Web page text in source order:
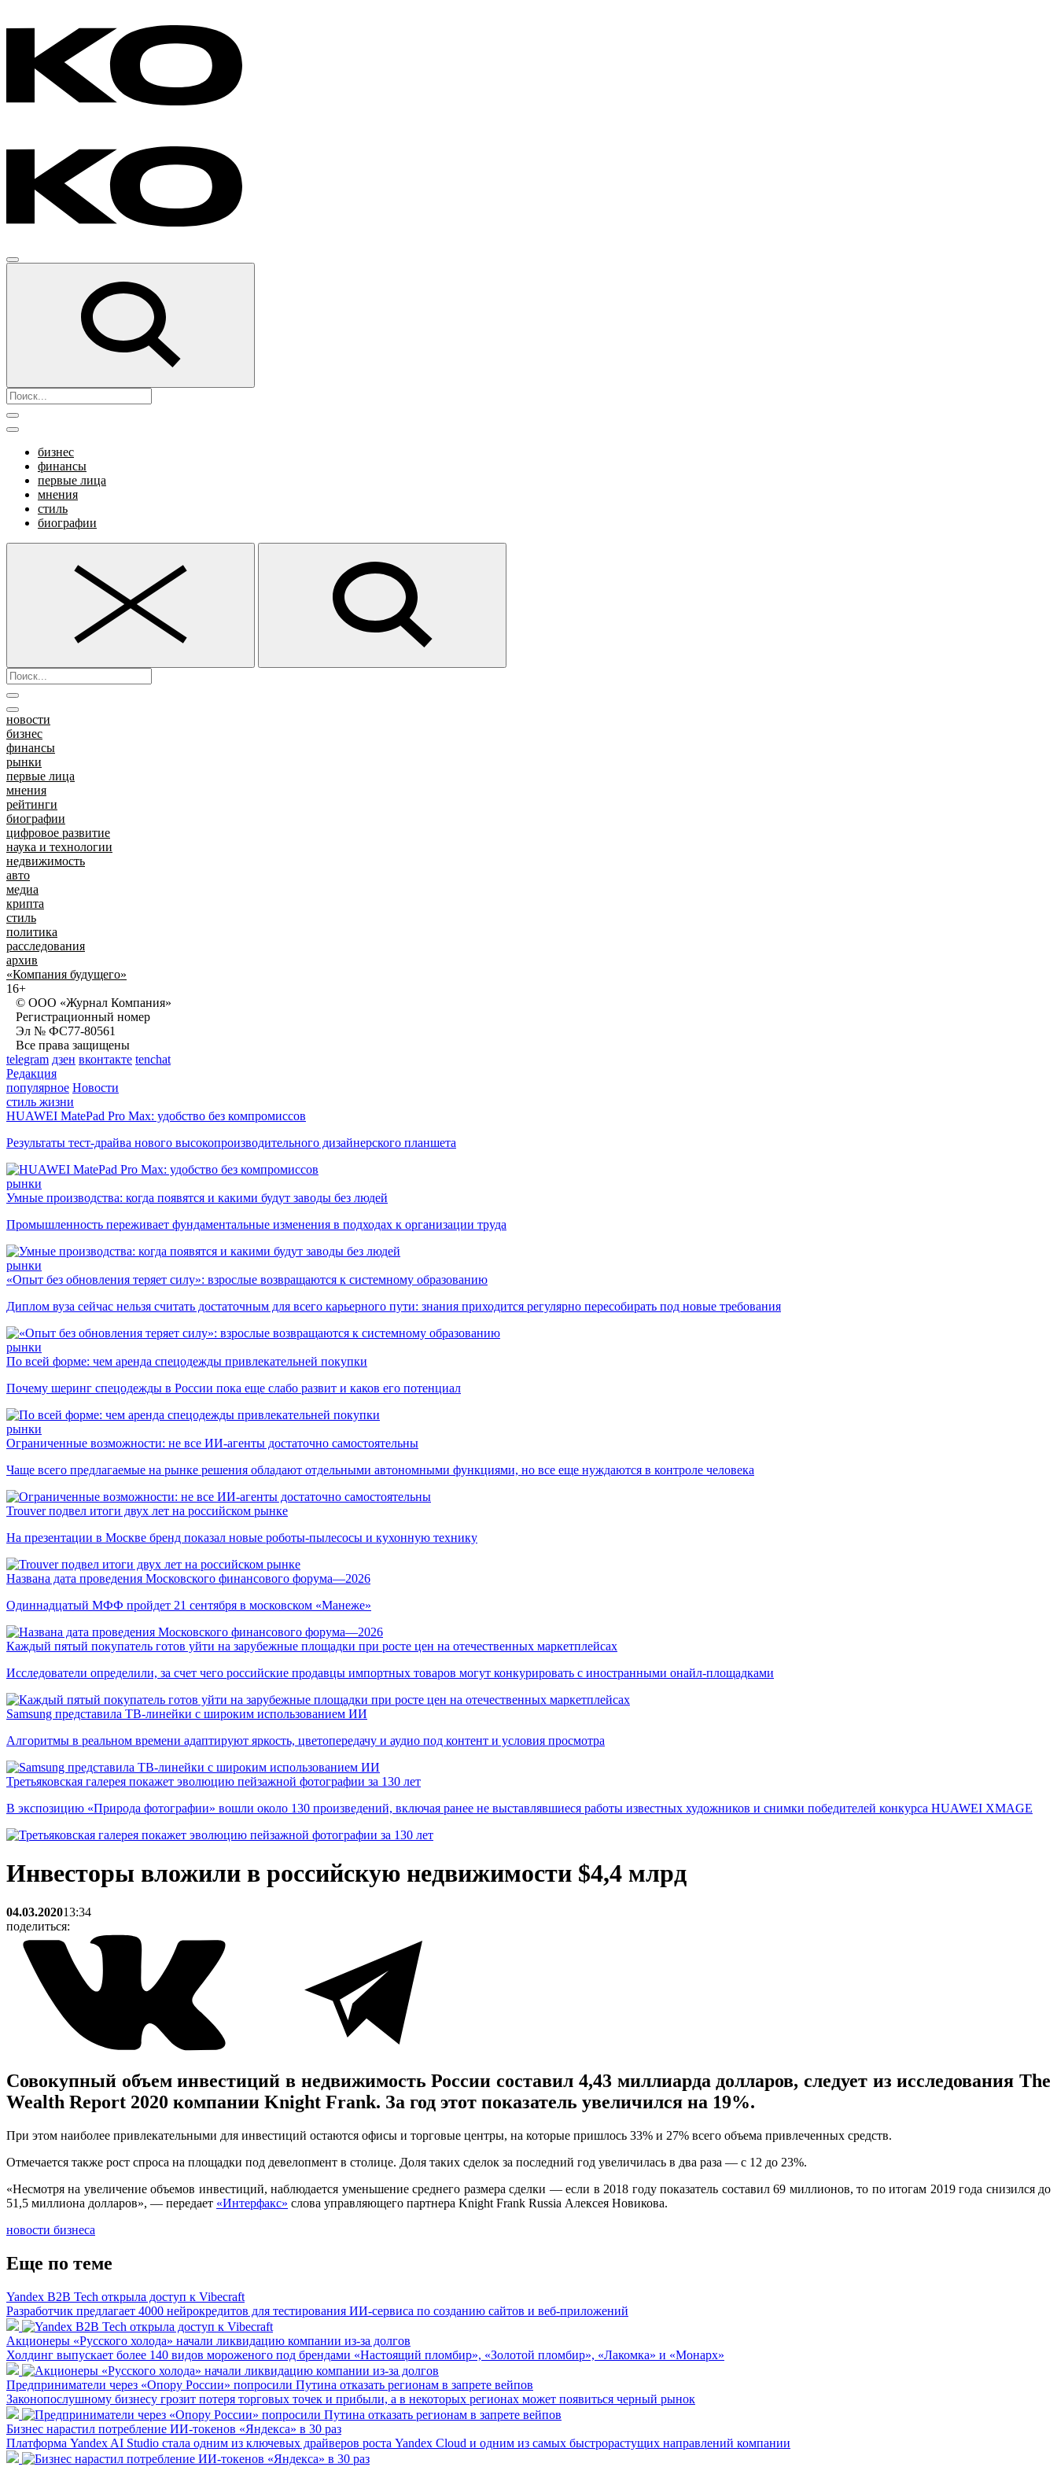
бизнес
финансы
первые лица
мнения
стиль
биографии
новости
бизнес
финансы
рынки
первые лица
мнения
рейтинги
биографии
цифровое развитие
наука и технологии
недвижимость
авто
медиа
крипта
стиль
политика
расследования
архив
«Компания будущего»
16+
© ООО «Журнал Компания»
Регистрационный номер
Эл № ФС77-80561
Все права защищены
telegram дзен вконтакте tenchat
Редакция
популярное Новости
стиль жизни
HUAWEI MatePad Pro Max: удобство без компромиссов
Результаты тест-драйва нового высокопроизводительного дизайнерского планшета
рынки
Умные производства: когда появятся и какими будут заводы без людей
Промышленность переживает фундаментальные изменения в подходах к организации труда
рынки
«Опыт без обновления теряет силу»: взрослые возвращаются к системному образованию
Диплом вуза сейчас нельзя считать достаточным для всего карьерного пути: знания приходится регулярно пересобирать под новые требования
рынки
По всей форме: чем аренда спецодежды привлекательней покупки
Почему шеринг спецодежды в России пока еще слабо развит и каков его потенциал
рынки
Ограниченные возможности: не все ИИ-агенты достаточно самостоятельны
Чаще всего предлагаемые на рынке решения обладают отдельными автономными функциями, но все еще нуждаются в контроле человека
Trouver подвел итоги двух лет на российском рынке
На презентации в Москве бренд показал новые роботы-пылесосы и кухонную технику
Названа дата проведения Московского финансового форума—2026
Одиннадцатый МФФ пройдет 21 сентября в московском «Манеже»
Каждый пятый покупатель готов уйти на зарубежные площадки при росте цен на отечественных маркетплейсах
Исследователи определили, за счет чего российские продавцы импортных товаров могут конкурировать с иностранными онайл-площадками
Samsung представила ТВ-линейки с широким использованием ИИ
Алгоритмы в реальном времени адаптируют яркость, цветопередачу и аудио под контент и условия просмотра
Третьяковская галерея покажет эволюцию пейзажной фотографии за 130 лет
В экспозицию «Природа фотографии» вошли около 130 произведений, включая ранее не выставлявшиеся работы известных художников и снимки победителей конкурса HUAWEI XMAGE
Инвесторы вложили в российскую недвижимости $4,4 млрд
04.03.202013:34
поделиться:
Совокупный объем инвестиций в недвижимость России составил 4,43 миллиарда долларов, следует из исследования The
Wealth Report 2020 компании Knight Frank. За год этот показатель увеличился на 19%.
При этом наиболее привлекательными для инвестиций остаются офисы и торговые центры, на которые пришлось 33% и 27% всего объема привлеченных средств.
Отмечается также рост спроса на площадки под девелопмент в столице. Доля таких сделок за последний год увеличилась в два раза — с 12 до 23%.
«Несмотря на увеличение объемов инвестиций, наблюдается уменьшение среднего размера сделки — если в 2018 году показатель составил 69 миллионов, то по итогам 2019 года снизился до
51,5 миллиона долларов», — передает «Интерфакс» слова управляющего партнера Knight Frank Russia Алексея Новикова.
новости бизнеса
Еще по теме
Yandex B2B Tech открыла доступ к Vibecraft
Разработчик предлагает 4000 нейрокредитов для тестирования ИИ-сервиса по созданию сайтов и веб-приложений
Акционеры «Русского холода» начали ликвидацию компании из-за долгов
Холдинг выпускает более 140 видов мороженого под брендами «Настоящий пломбир», «Золотой пломбир», «Лакомка» и «Монарх»
Предприниматели через «Опору России» попросили Путина отказать регионам в запрете вейпов
Законопослушному бизнесу грозит потеря торговых точек и прибыли, а в некоторых регионах может появиться черный рынок
Бизнес нарастил потребление ИИ-токенов «Яндекса» в 30 раз
Платформа Yandex AI Studio стала одним из ключевых драйверов роста Yandex Cloud и одним из самых быстрорастущих направлений компании